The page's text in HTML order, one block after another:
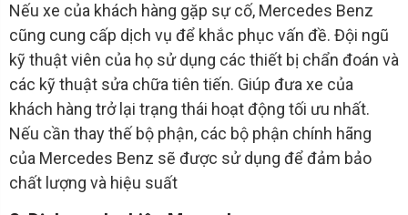
Nếu xe của khách hàng gặp sự cố, Mercedes Benz
cũng cung cấp dịch vụ để khắc phục vấn đề. Đội ngũ
kỹ thuật viên của họ sử dụng các thiết bị chẩn đoán và
các kỹ thuật sửa chữa tiên tiến. Giúp đưa xe của
khách hàng trở lại trạng thái hoạt động tối ưu nhất.
Nếu cần thay thế bộ phận, các bộ phận chính hãng
của Mercedes Benz sẽ được sử dụng để đảm bảo
chất lượng và hiệu suất